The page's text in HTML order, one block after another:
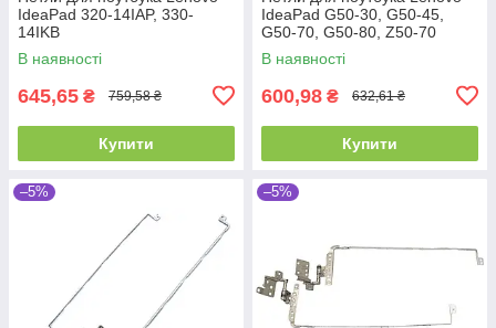
IdeaPad 320-14IAP, 330-
14IKB
В наявності
645,65 ₴ 759,58 ₴
Купити
IdeaPad G50-30, G50-45,
G50-70, G50-80, Z50-70
(15.6")
В наявності
600,98 ₴ 632,61 ₴
Купити
–5% –5%